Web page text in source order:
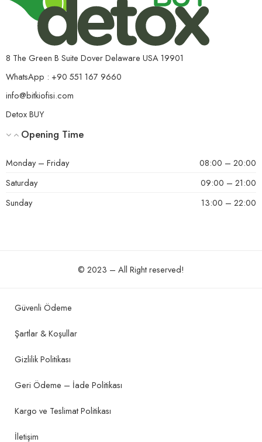
8 The Green B Suite Dover Delaware USA 19901
WhatsApp : +90 551 167 9660
info@bitkiofisi.com
Detox BUY
Opening Time
Monday – Friday
08:00 – 20:00
Saturday
09:00 – 21:00
Sunday
13:00 – 22:00
© 2023 – All Right reserved!
Güvenli Ödeme
Şartlar & Koşullar
Gizlilik Politikası
Geri Ödeme – İade Politikası
Kargo ve Teslimat Politikası
İletişim